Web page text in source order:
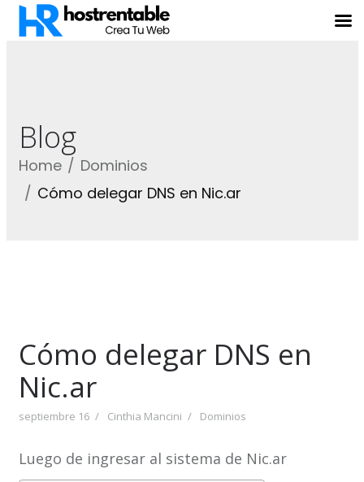
Blog
Home
Dominios
Cómo delegar DNS en Nic.ar
Cómo delegar DNS en
Nic.ar
septiembre 16 Cinthia Mancini Dominios
Luego de ingresar al sistema de Nic.ar